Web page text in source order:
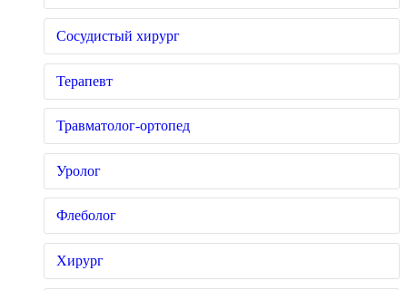
Сосудистый хирург
Терапевт
Травматолог-ортопед
Уролог
Флеболог
Хирург